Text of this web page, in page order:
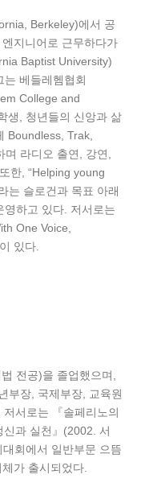
Berkeley)에서 공
지니어로 근무하다가
Baptist University)
는 베들레헴협회
College and
생, 청년들의 신앙과 삶
Boundless, Trak,
며 라디오 출연, 강연,
한, “Helping young
는 슬로건과 목표 아래
하고 있다. 저서로는
One Voice,
있다.
전공)을 졸업했으며,
부장, 국제부장, 교육원
서로는 『솔페리노의
과 실천』(2002. 서
회에서 일반부문 으뜸
체가 출시되었다.